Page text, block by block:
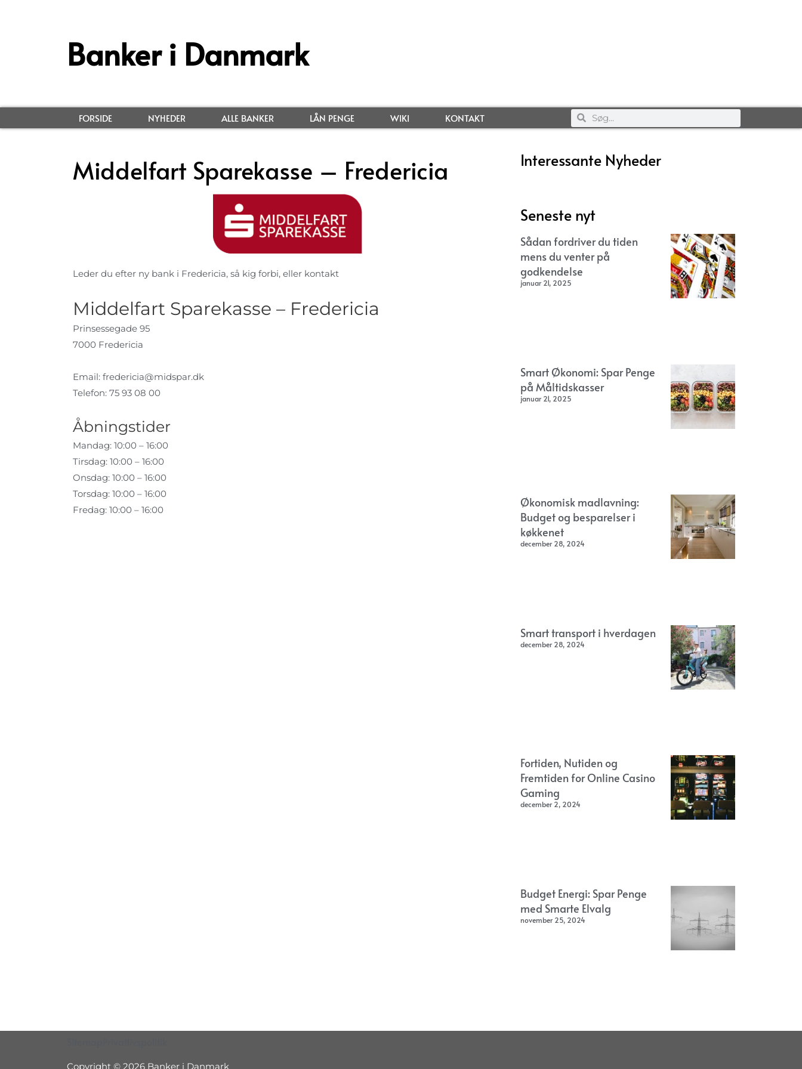
Banker i Danmark
FORSIDE NYHEDER ALLE BANKER LÅN PENGE WIKI KONTAKT
Middelfart Sparekasse – Fredericia
Leder du efter ny bank i Fredericia, så kig forbi, eller kontakt
Middelfart Sparekasse – Fredericia
Prinsessegade 95
7000 Fredericia
Email: fredericia@midspar.dk
Telefon: 75 93 08 00
Åbningstider
Mandag: 10:00 – 16:00
Tirsdag: 10:00 – 16:00
Onsdag: 10:00 – 16:00
Torsdag: 10:00 – 16:00
Fredag: 10:00 – 16:00
Interessante Nyheder
Seneste nyt
Sådan fordriver du tiden
mens du venter på
godkendelse
januar 21, 2025
Smart Økonomi: Spar Penge
på Måltidskasser
januar 21, 2025
Økonomisk madlavning:
Budget og besparelser i
køkkenet
december 28, 2024
Smart transport i hverdagen
december 28, 2024
Fortiden, Nutiden og
Fremtiden for Online Casino
Gaming
december 2, 2024
Budget Energi: Spar Penge
med Smarte Elvalg
november 25, 2024
Copyright © 2026 Banker i Danmark